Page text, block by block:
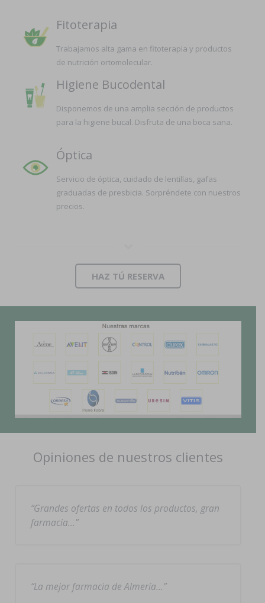
Fitoterapia
Trabajamos alta gama en fitoterapia y productos
de nutrición ortomolecular.
Higiene Bucodental
Disponemos de una amplia sección de productos
para la higiene bucal. Disfruta de una boca sana.
Óptica
Servicio de óptica, cuidado de lentillas, gafas
graduadas de presbicia. Sorpréndete con nuestros
precios.
HAZ TÚ RESERVA
Opiniones de nuestros clientes
Grandes ofertas en todos los productos, gran
farmacia…
La mejor farmacia de Almería…